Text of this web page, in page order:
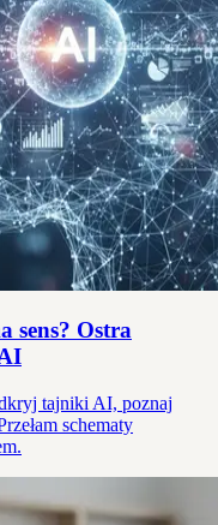
sens? Ostra
tajniki AI, poznaj
schematy